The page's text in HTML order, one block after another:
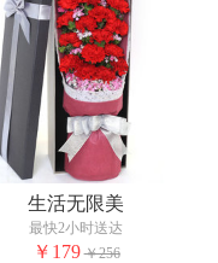
生活无限美
最快2小时送达
￥179 ￥256